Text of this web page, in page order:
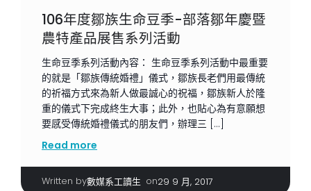
106年度鄒族生命豆季-部落鄒年慶暨
農特產品展售系列活動
生命豆季系列活動內容： 生命豆季系列活動中最重要
的就是「鄒族傳統婚禮」儀式，鄒族長老們用最傳統
的祈福方式來為新人做最誠心的祝福，鄒族新人於隆
重的儀式下完成終生大事；此外，也貼心為有意願想
要感受傳統婚禮儀式的朋友們，辦理三 […]
Read more
Written by數媒系工讀生 on29 9 月, 2017